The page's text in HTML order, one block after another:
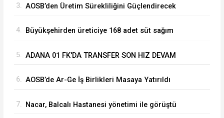
3. ⁠AOSB’den Üretim Sürekliliğini Güçlendirecek
4. Büyükşehirden üreticiye 168 adet süt sağım
5. ADANA 01 FK'DA TRANSFER SON HIZ DEVAM
6. AOSB’de Ar-Ge İş Birlikleri Masaya Yatırıldı
7. Nacar, Balcalı Hastanesi yönetimi ile görüştü